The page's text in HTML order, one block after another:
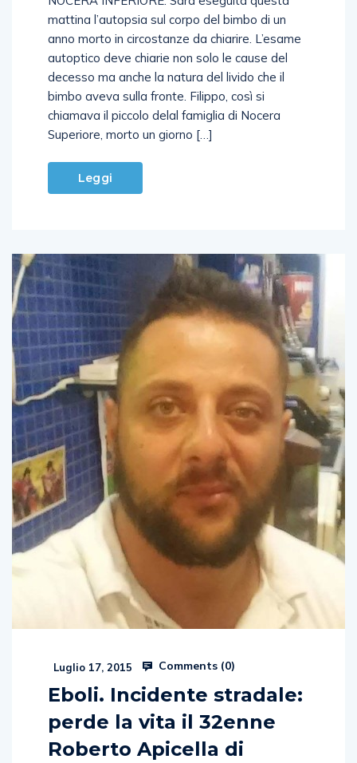
mattina l’autopsia sul corpo del bimbo di un
anno morto in circostanze da chiarire. L’esame
autoptico deve chiarie non solo le cause del
decesso ma anche la natura del livido che il
bimbo aveva sulla fronte. Filippo, così si
chiamava il piccolo delal famiglia di Nocera
Superiore, morto un giorno […]
Leggi
Luglio 17, 2015 Comments (0)
Eboli. Incidente stradale:
perde la vita il 32enne
Roberto Apicella di